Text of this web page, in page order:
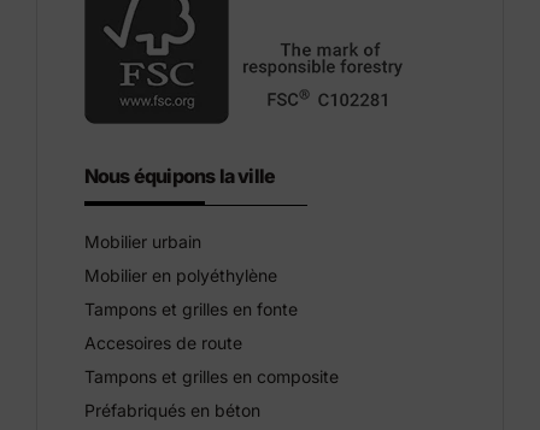
Nous équipons la ville
Mobilier urbain
Mobilier en polyéthylène
Tampons et grilles en fonte
Accesoires de route
Tampons et grilles en composite
Préfabriqués en béton